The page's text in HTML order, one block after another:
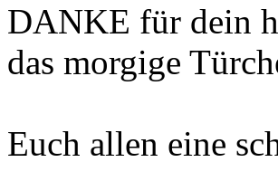
DANKE für dein
das morgige
Euch allen eine